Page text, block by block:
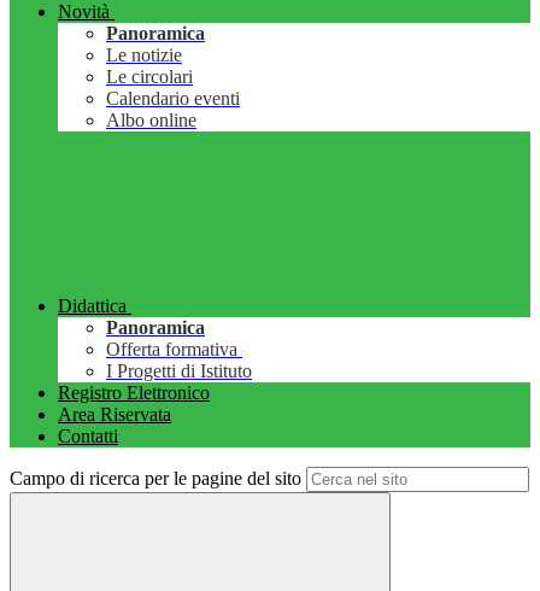
Novità
Panoramica
Le notizie
Le circolari
Calendario eventi
Albo online
Didattica
Panoramica
Offerta formativa
I Progetti di Istituto
Registro Elettronico
Area Riservata
Contatti
Campo di ricerca per le pagine del sito